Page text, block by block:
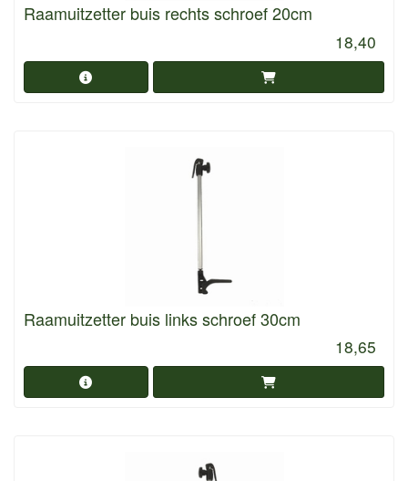
Raamuitzetter buis rechts schroef 20cm
18,40
Raamuitzetter buis links schroef 30cm
18,65